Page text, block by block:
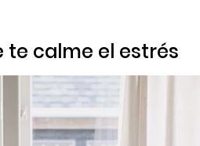
te calme el estrés